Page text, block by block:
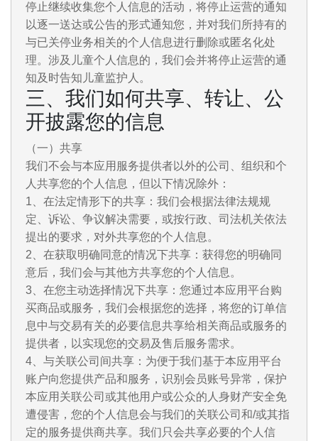
停止继续收集您个人信息的活动，将停止运营的通知
以逐一送达或公告的形式通知您，并对我们所持有的
与已关停业务相关的个人信息进行删除或匿名化处
理。涉及儿童个人信息的，我们会并将停止运营的通
知及时告知儿童监护人。
三、我们如何共享、转让、公
开披露您的信息
（一）共享
我们不会与本应用服务提供者以外的公司、组织和个
人共享您的个人信息，但以下情况除外：
1、在法定情形下的共享：我们会根据法律法规规
定、诉讼、争议解决需要，或按行政、司法机关依法
提出的要求，对外共享您的个人信息。
2、在获取明确同意的情况下共享：获得您的明确同
意后，我们会与其他方共享您的个人信息。
3、在您主动选择情况下共享：您通过本应用平台购
买商品或服务，我们会根据您的选择，将您的订单信
息中与交易有关的必要信息共享给相关商品或服务的
提供者，以实现您的交易及售后服务需求。
4、与关联公司间共享：为便于我们基于本应用平台
账户向您提供产品和服务，识别会员账号异常，保护
本应用关联公司或其他用户或公众的人身财产安全免
遭侵害，您的个人信息会与我们的关联公司和/或其指
定的服务提供商共享。我们只会共享必要的个人信